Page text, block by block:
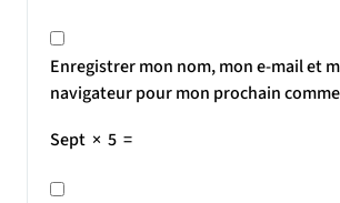
Enregistrer mon nom, mon e-mail et
navigateur pour mon prochain
Sept × 5 =